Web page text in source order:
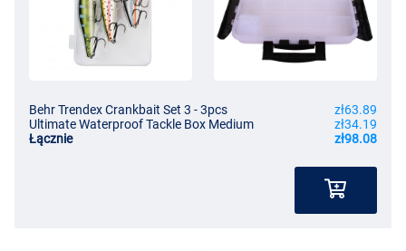
Behr Trendex Crankbait Set 3 - 3pcs
zł63.89
Ultimate Waterproof Tackle Box Medium
zł34.19
Łącznie
zł98.08